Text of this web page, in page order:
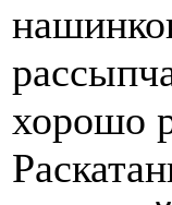
хорошо